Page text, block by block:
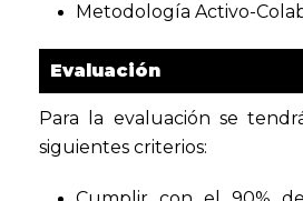
Metodología Activo-
Evaluación
Para la evaluación se
siguientes criterios: